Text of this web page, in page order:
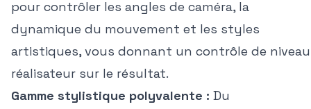
pour contrôler les angles de caméra, la
dynamique du mouvement et les styles
artistiques, vous donnant un contrôle de niveau
réalisateur sur le résultat.
Gamme stylistique polyvalente : Du